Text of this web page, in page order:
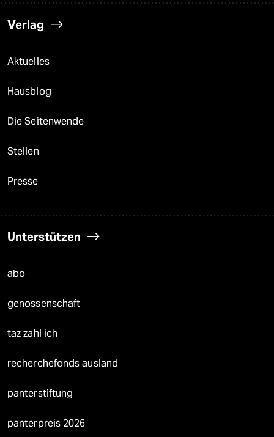
Verlag
Aktuelles
Hausblog
Die Seitenwende
Stellen
Presse
Unterstützen
abo
genossenschaft
taz zahl ich
recherchefonds ausland
panterstiftung
panterpreis 2026